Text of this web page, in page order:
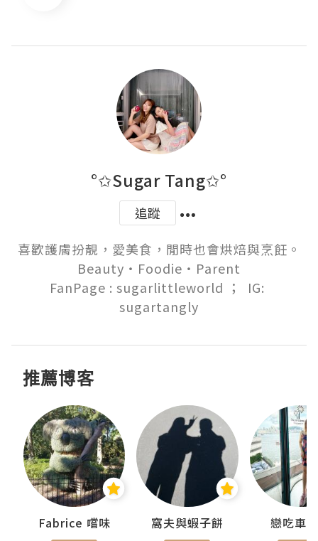
°✩Sugar Tang✩°
追蹤
喜歡護膚扮靚，愛美食，閒時也會烘焙與烹飪。
Beauty‧Foodie‧Parent
FanPage : sugarlittleworld ；  IG:
sugartangly
推薦博客
Fabrice 嚐味 窩夫與蝦子餅 戀吃車